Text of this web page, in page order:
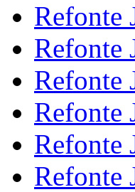
Refonte
Refonte
Refonte
Refonte
Refonte
Refonte